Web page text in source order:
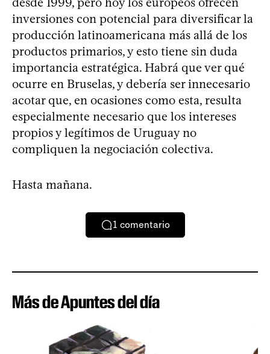
inversiones con potencial para diversificar la
producción latinoamericana más allá de los
productos primarios, y esto tiene sin duda
importancia estratégica. Habrá que ver qué
ocurre en Bruselas, y debería ser innecesario
acotar que, en ocasiones como esta, resulta
especialmente necesario que los intereses
propios y legítimos de Uruguay no
compliquen la negociación colectiva.
Hasta mañana.
1 comentario
Más de Apuntes del día